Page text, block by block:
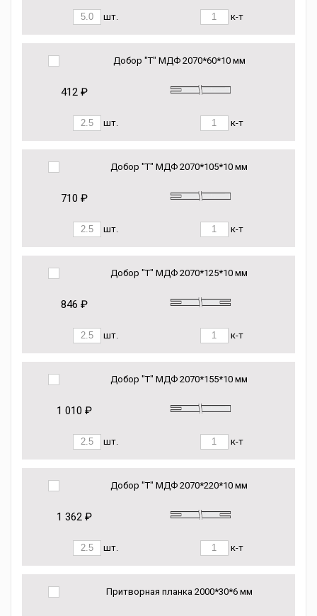
шт. к-т
Добор "Т" МДФ 2070*60*10 мм
412 ₽
шт. к-т
Добор "Т" МДФ 2070*105*10 мм
710 ₽
шт. к-т
Добор "Т" МДФ 2070*125*10 мм
846 ₽
шт. к-т
Добор "Т" МДФ 2070*155*10 мм
1 010 ₽
шт. к-т
Добор "Т" МДФ 2070*220*10 мм
1 362 ₽
шт. к-т
Притворная планка 2000*30*6 мм